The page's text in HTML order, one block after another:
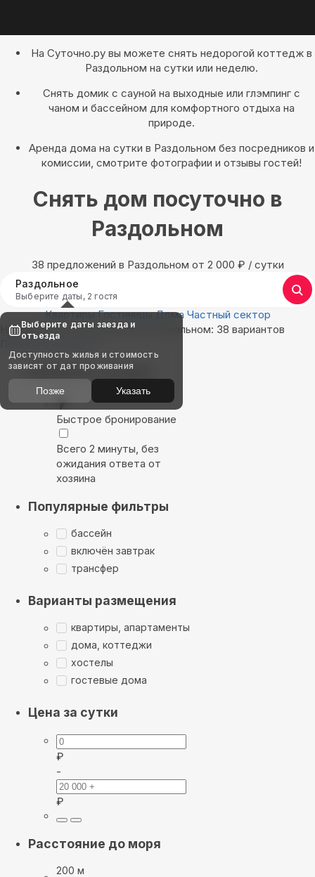
На Суточно.ру вы можете снять недорогой коттедж в
Раздольном на сутки или неделю.
Снять домик с сауной на выходные или глэмпинг с
чаном и бассейном для комфортного отдыха на
природе.
Аренда дома на сутки в Раздольном без посредников и
комиссии, смотрите фотографии и отзывы гостей!
Снять дом посуточно в
Раздольном
38 предложений в Раздольном oт 2 000 ₽ / сутки
Раздольное
Выберите даты, 2 гостя
Квартиры Гостиницы Дома Частный сектор
Найдём, где остановиться в Раздольном: 38 вариантов
Показать на карте
Выбирайте лучшее
Быстрое бронирование
Всего 2 минуты, без
ожидания ответа от
хозяина
Популярные фильтры
бассейн
включён завтрак
трансфер
Варианты размещения
квартиры, апартаменты
дома, коттеджи
хостелы
гостевые дома
Цена за сутки
₽
-
₽
Расстояние до моря
200 м
Выберите даты заезда и
отъезда
Доступность жилья и стоимость
зависят от дат проживания
Позже Указать